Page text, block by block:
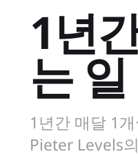
1년
는 일
1년간 매달 1
Pieter Levels